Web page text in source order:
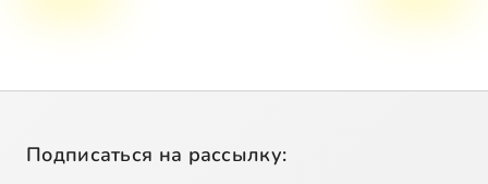
Подписаться на рассылку: